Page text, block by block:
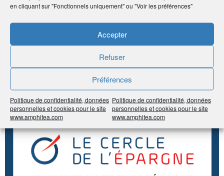
en cliquant sur "Fonctionnels uniquement" ou "Voir les préférences"
Accepter
Refuser
Préférences
Politique de confidentialité, données
personnelles et cookies pour le site
www.amphitea.com
Politique de confidentialité, données
personnelles et cookies pour le site
www.amphitea.com
À voir surle même
sujet
#Épargne #Retraite